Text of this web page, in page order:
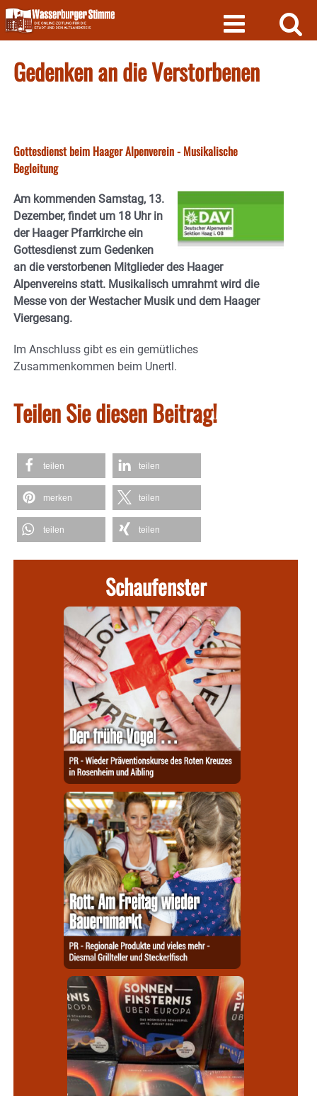
Skip
to
content
Gedenken an die Verstorbenen
Gottesdienst beim Haager Alpenverein - Musikalische
Begleitung
Am kommenden Samstag, 13.
Dezember, findet um 18 Uhr in
der Haager Pfarrkirche ein
Gottesdienst zum Gedenken
an die verstorbenen Mitglieder des Haager
Alpenvereins statt. Musikalisch umrahmt wird die
Messe von der Westacher Musik und dem Haager
Viergesang.
Im Anschluss gibt es ein gemütliches
Zusammenkommen beim Unertl.
Teilen Sie diesen Beitrag!
teilen teilen
merken teilen
teilen teilen
Schaufenster